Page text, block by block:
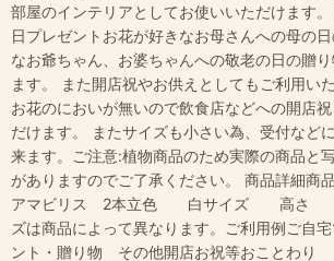
部屋のインテリアとしてお使いいただけます
日プレゼントお花が好きなお母さんへの母の
なお爺ちゃん、お婆ちゃんへの敬老の日の贈
ます。 また開店祝やお供えとしてもご利用い
お花のにおいが無いので飲食店などへの開店
だけます。 またサイズも小さい為、受付など
来ます。ご注意:植物商品のため実際の商品と
がありますのでご了承ください。 商品詳細
アマビリス 2本立色 白サイズ 高さ ※
ズは商品によって異なります。ご利用例ご自
ント・贈り物 その他開店お祝等おことわり